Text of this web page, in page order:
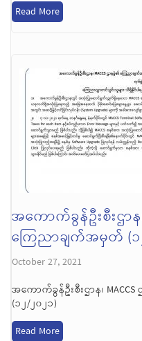
Read More
အကောက်ခွန်ဦးစီးဌာန
ကြေညာချက်အမှတ် (၁
October 27, 2021
အကောက်ခွန်ဦးစီးဌာန၊
(၁၂/၂၀၂၁)
Read More